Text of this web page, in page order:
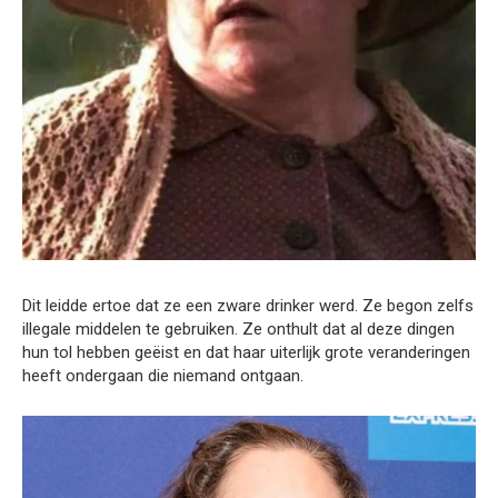
Dit leidde ertoe dat ze een zware drinker werd. Ze begon zelfs
illegale middelen te gebruiken. Ze onthult dat al deze dingen
hun tol hebben geëist en dat haar uiterlijk grote veranderingen
heeft ondergaan die niemand ontgaan.